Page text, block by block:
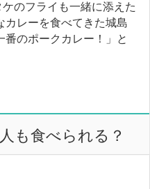
のフライも一緒に添えた
カレーを食べてきた城島
のポークカレー！」と
も食べられる？